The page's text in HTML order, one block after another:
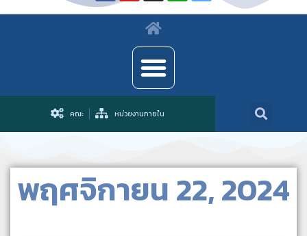
คณะ หน่วยงานภายใน
พฤศจิกายน 22, 2024